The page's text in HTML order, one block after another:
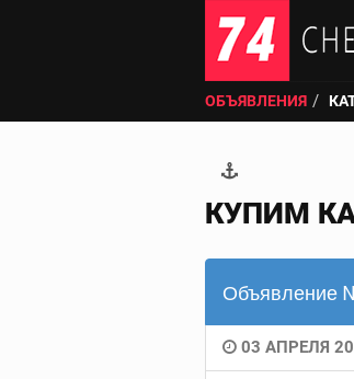
ОБЪЯВЛЕНИЯ
КУПИМ
Объявление
03 АПРЕЛЯ